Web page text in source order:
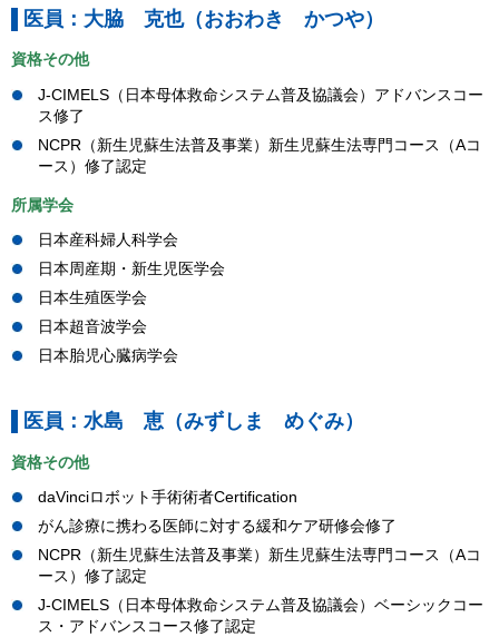
医員：大脇 克也（おおわき かつや）
資格その他
J-CIMELS（日本母体救命システム普及協議会）アドバンスコー
ス修了
NCPR（新生児蘇生法普及事業）新生児蘇生法専門コース（Aコ
ース）修了認定
所属学会
日本産科婦人科学会
日本周産期・新生児医学会
日本生殖医学会
日本超音波学会
日本胎児心臓病学会
医員：水島 恵（みずしま めぐみ）
資格その他
daVinciロボット手術術者Certification
がん診療に携わる医師に対する緩和ケア研修会修了
NCPR（新生児蘇生法普及事業）新生児蘇生法専門コース（Aコ
ース）修了認定
J-CIMELS（日本母体救命システム普及協議会）ベーシックコー
ス・アドバンスコース修了認定